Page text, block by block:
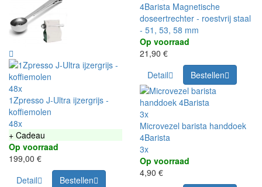
48x
1Zpresso J-Ultra ijzergrijs -
koffiemolen
48x
+ Cadeau
Op voorraad
199,00 €
Detail
Bestellen
4Barista Magnetische
doseertrechter - roestvrij staal
- 51, 53, 58 mm
Op voorraad
21,90 €
Detail
Bestellen
3x
Microvezel barista handdoek
4Barista
3x
Op voorraad
4,90 €